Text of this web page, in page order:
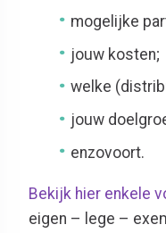
mogelijke
jouw kosten;
welke
jouw
enzovoort.
Bekijk hier enkele
eigen – lege –